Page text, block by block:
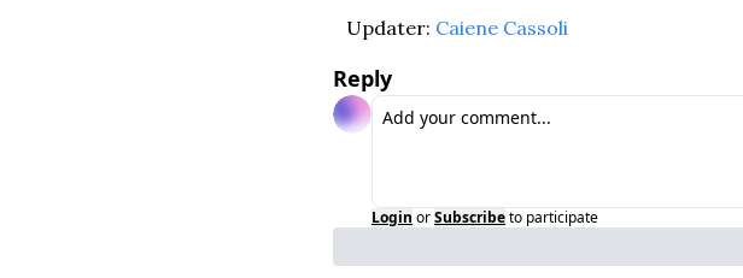
Updater: Caiene Cassoli
Reply
Login orSubscribeto participate